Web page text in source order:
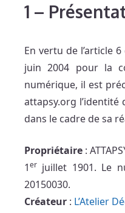
1 –
En vertu de l’article
juin 2004 pour la
numérique, il est
attapsy.org
dans le cadre de sa
Propriétaire :
1er juillet 1901. Le
20150030.
Créateur : L’Atelier